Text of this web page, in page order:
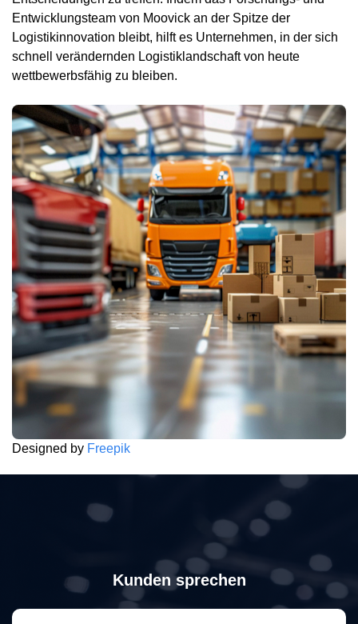
Entwicklungsteam von Moovick an der Spitze der
Logistikinnovation bleibt, hilft es Unternehmen, in der sich
schnell verändernden Logistiklandschaft von heute
wettbewerbsfähig zu bleiben.
Designed by Freepik
Kunden sprechen